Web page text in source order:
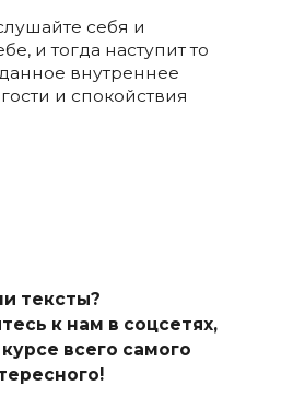
себя и
и тогда наступит то
внутреннее
и спокойствия
тексты?
к нам в соцсетях,
всего самого